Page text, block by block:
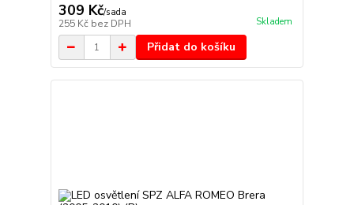
309 Kč/sada
255 Kč bez DPH Skladem
Přidat do košíku